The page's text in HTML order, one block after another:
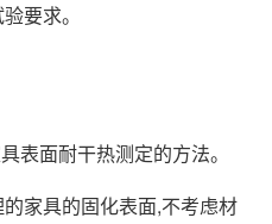
要求。
表面耐干热测定的方法。
家具的固化表面,不考虑材